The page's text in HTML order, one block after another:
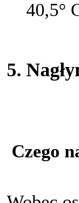
40,5°
5.
Czego